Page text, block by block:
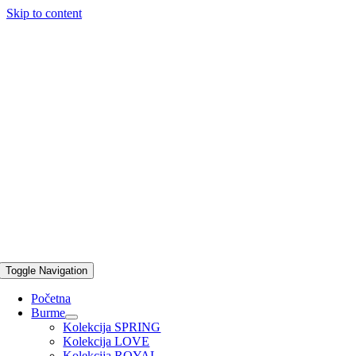
Skip to content
Toggle Navigation
Početna
Burme
Kolekcija SPRING
Kolekcija LOVE